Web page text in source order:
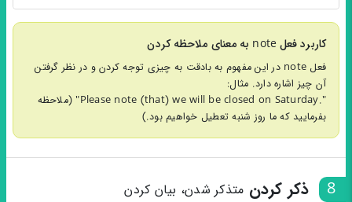
کاربرد فعل note به معنای ملاحظه کردن
فعل note در این مفهوم به بادقت به چیزی توجه کردن و در نظر گرفتن
آن چیز اشاره دارد. مثال:
".Please note (that) we will be closed on Saturday" (ملاحظه
بفرمایید که ما روز شنبه تعطیل خواهیم بود.)
8 ذکر کردن متذکر شدن، بیان کردن